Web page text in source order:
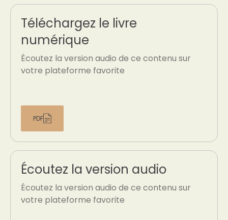
Téléchargez le livre
numérique
Écoutez la version audio de ce contenu sur
votre plateforme favorite
PDF
Écoutez la version audio
Écoutez la version audio de ce contenu sur
votre plateforme favorite